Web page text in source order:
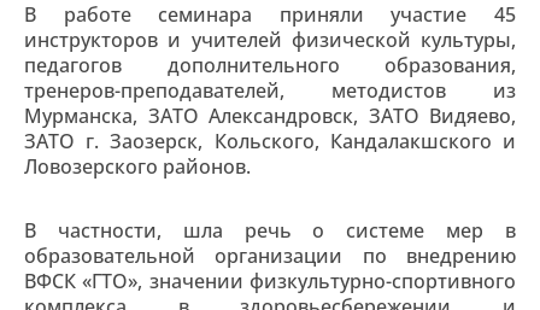
В работе семинара приняли участие 45
инструкторов и учителей физической культуры,
педагогов дополнительного образования,
тренеров-преподавателей, методистов из
Мурманска, ЗАТО Александровск, ЗАТО Видяево,
ЗАТО г. Заозерск, Кольского, Кандалакшского и
Ловозерского районов.
В частности, шла речь о системе мер в
образовательной организации по внедрению
ВФСК «ГТО», значении физкультурно-спортивного